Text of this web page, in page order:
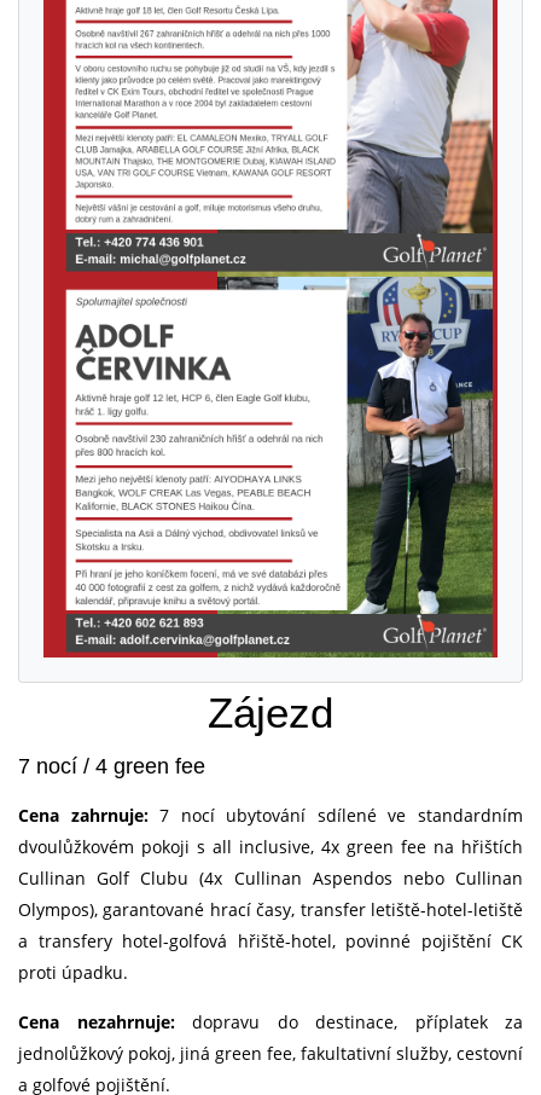
Zájezd
7 nocí / 4 green fee
Cena zahrnuje:7 nocí ubytování sdílené ve standardním
dvoulůžkovém pokoji s all inclusive, 4x green fee na hřištích
Cullinan Golf Clubu (4x Cullinan Aspendos nebo Cullinan
Olympos), garantované hrací časy, transfer letiště-hotel-letiště
a transfery hotel-golfová hřiště-hotel, povinné pojištění CK
proti úpadku.
Cena nezahrnuje:dopravu do destinace, příplatek za
jednolůžkový pokoj, jiná green fee, fakultativní služby, cestovní
a golfové pojištění.